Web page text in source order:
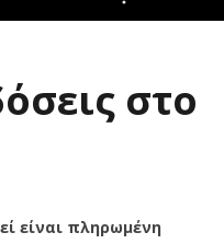
στο
είναι πληρωμένη